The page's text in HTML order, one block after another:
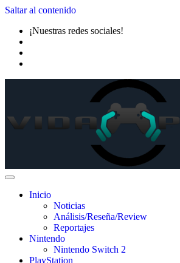
Saltar al contenido
¡Nuestras redes sociales!
Inicio
Noticias
Análisis/Reseña/Review
Reportajes
Nintendo
Nintendo Switch 2
PlayStation